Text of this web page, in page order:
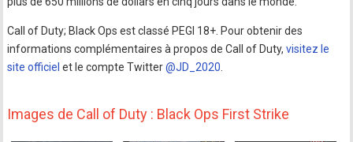
Call of Duty; Black Ops est classé PEGI 18+. Pour obtenir des
informations complémentaires à propos de Call of Duty,visitez le
site officiel et le compte Twitter@JD_2020
Images de Call of Duty : Black Ops First Strike